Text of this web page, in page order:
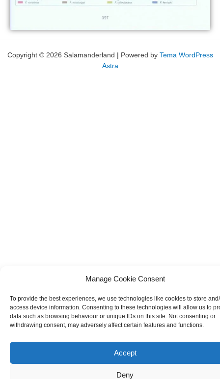
Manage Cookie Consent
To provide the best experiences, we use technologies like cookies to store
access device information. Consenting to these technologies will allow us to
data such as browsing behaviour or unique IDs on this site. Not consenting or
withdrawing consent, may adversely affect certain features and functions.
Accept
Deny
Copyright © 2026 Salamanderland | Powered by Tema WordPress
Astra